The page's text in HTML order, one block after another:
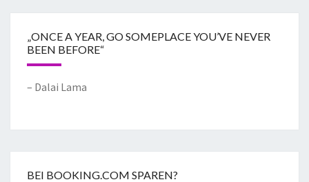
„ONCE A YEAR, GO SOMEPLACE YOU’VE NEVER
BEEN BEFORE“
– Dalai Lama
BEI BOOKING.COM SPAREN?